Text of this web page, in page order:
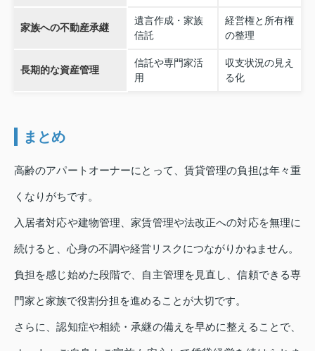
家族への不動産承継
遺言作成・家族
信託
経営権と所有権
の整理
長期的な資産管理
信託や専門家活
用
収支状況の見え
る化
まとめ
高齢のアパートオーナーにとって、賃貸管理の負担は年々重
くなりがちです。
入居者対応や建物管理、家賃管理や法改正への対応を無理に
続けると、心身の不調や経営リスクにつながりかねません。
負担を感じ始めた段階で、自主管理を見直し、信頼できる専
門家と家族で役割分担を進めることが大切です。
さらに、認知症や相続・承継の備えを早めに整えることで、